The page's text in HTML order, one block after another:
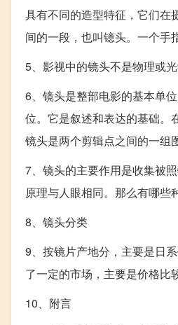
具有不同的造型特征，它们在
间的一段，也叫镱头。一个手
5、影视中的镜头不是物理或
6、镜头是整部电影的基本单
位。它是叙述和表达的基础。
镜头是两个剪辑点之间的一组
7、镜头的主要作用是收集被
原理与人眼相同。那么有哪些
8、镜头分类
9、按镜片产地分，主要是日
了一定的市场，主要是价格比
10、附言